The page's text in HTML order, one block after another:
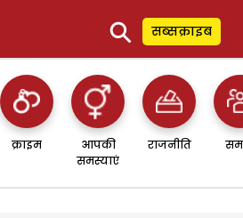
⚲ सब्सक्राइब
क्राइम
आपकी
समस्याएं
राजनीति